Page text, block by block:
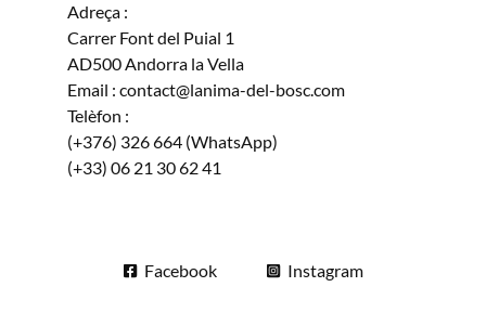
Adreça :
Carrer Font del Puial 1
AD500 Andorra la Vella
Email : contact@lanima-del-bosc.com
Telèfon :
(+376) 326 664 (WhatsApp)
(+33) 06 21 30 62 41
Facebook Instagram